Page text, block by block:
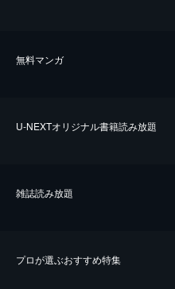
無料マンガ
U-NEXTオリジナル書籍読み放題
雑誌読み放題
プロが選ぶおすすめ特集